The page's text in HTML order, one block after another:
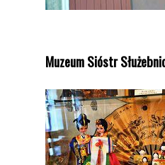
Muzeum Sióstr